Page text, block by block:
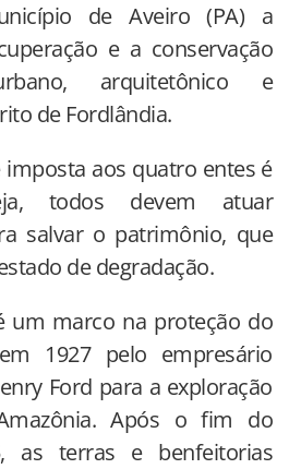
de Aveiro (PA) a
e a conservação
arquitetônico e
de Fordlândia.
aos quatro entes é
todos devem atuar
salvar o patrimônio, que
de degradação.
um marco na proteção do
1927 pelo empresário
Ford para a exploração
Após o fim do
as terras e benfeitorias